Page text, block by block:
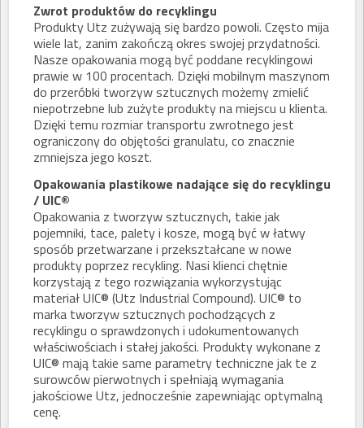
Zwrot produktów do recyklingu
Produkty Utz zużywają się bardzo powoli. Często mija
wiele lat, zanim zakończą okres swojej przydatności.
Nasze opakowania mogą być poddane recyklingowi
prawie w 100 procentach. Dzięki mobilnym maszynom
do przeróbki tworzyw sztucznych możemy zmielić
niepotrzebne lub zużyte produkty na miejscu u klienta.
Dzięki temu rozmiar transportu zwrotnego jest
ograniczony do objętości granulatu, co znacznie
zmniejsza jego koszt.
Opakowania plastikowe nadające się do recyklingu
/ UIC®
Opakowania z tworzyw sztucznych, takie jak
pojemniki, tace, palety i kosze, mogą być w łatwy
sposób przetwarzane i przekształcane w nowe
produkty poprzez recykling. Nasi klienci chętnie
korzystają z tego rozwiązania wykorzystując
materiał UIC® (Utz Industrial Compound). UIC® to
marka tworzyw sztucznych pochodzących z
recyklingu o sprawdzonych i udokumentowanych
właściwościach i stałej jakości. Produkty wykonane z
UIC® mają takie same parametry techniczne jak te z
surowców pierwotnych i spełniają wymagania
jakościowe Utz, jednocześnie zapewniając optymalną
cenę.